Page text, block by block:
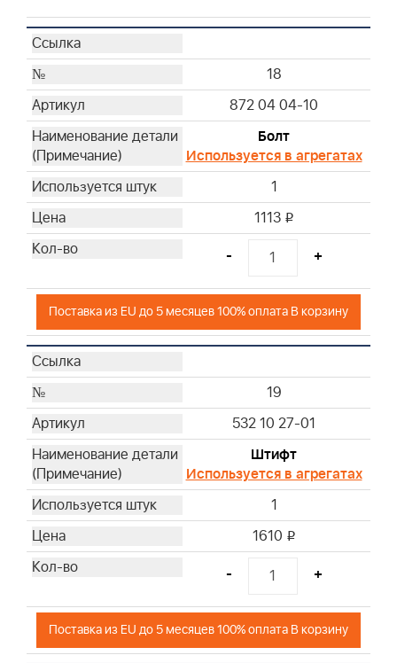
18
872 04 04-10
Болт
Используется в агрегатах
1
1113 i
- +
Поставка из EU до 5 месяцев 100% оплата В корзину
19
532 10 27-01
Штифт
Используется в агрегатах
1
1610 i
- +
Поставка из EU до 5 месяцев 100% оплата В корзину